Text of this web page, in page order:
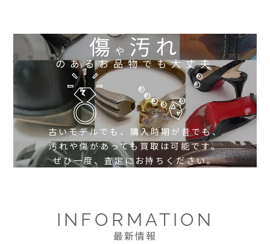
傷や 汚れ
のあるお品物でも大丈夫
古いモデルでも、購入時期が昔でも、
汚れや傷があっても買取は可能です。
ぜひ一度、査定にお持ちください。
INFORMATION
最新情報